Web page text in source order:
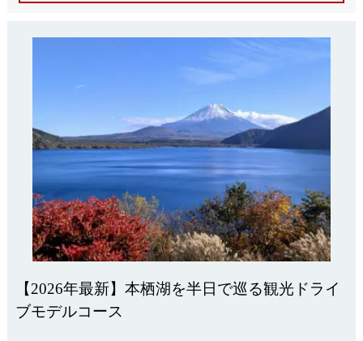
【2026年最新】本栖湖を半日で巡る観光ドライ
ブモデルコース